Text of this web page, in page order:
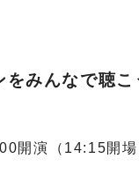
をみんなで聴こ
開演（14:15開